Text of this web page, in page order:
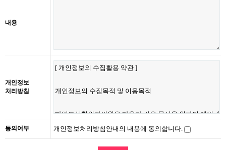
내용
개인정보
처리방침
동의여부 개인정보처리방침안내의 내용에 동의합니다.